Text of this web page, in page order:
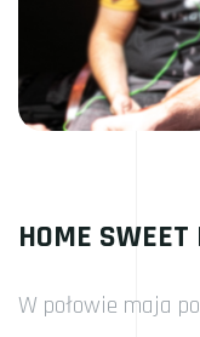
HOME SWEET
W połowie maja